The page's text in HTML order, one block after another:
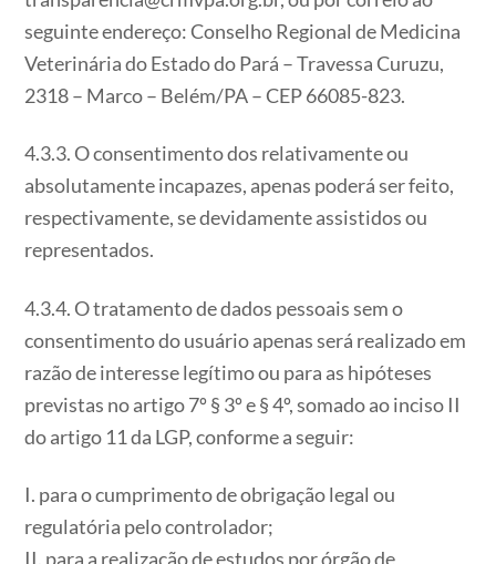
seguinte endereço: Conselho Regional de Medicina
Veterinária do Estado do Pará – Travessa Curuzu,
2318 – Marco – Belém/PA – CEP 66085-823.
4.3.3. O consentimento dos relativamente ou
absolutamente incapazes, apenas poderá ser feito,
respectivamente, se devidamente assistidos ou
representados.
4.3.4. O tratamento de dados pessoais sem o
consentimento do usuário apenas será realizado em
razão de interesse legítimo ou para as hipóteses
previstas no artigo 7º § 3º e § 4º, somado ao inciso II
do artigo 11 da LGP, conforme a seguir:
I. para o cumprimento de obrigação legal ou
regulatória pelo controlador;
II. para a realização de estudos por órgão de